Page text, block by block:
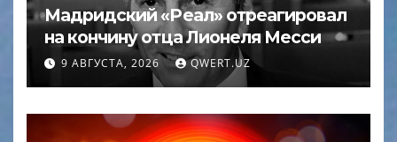
Мадридский «Реал» отреагировал
на кончину отца Лионеля Месси
9 АВГУСТА, 2026 QWERT.UZ